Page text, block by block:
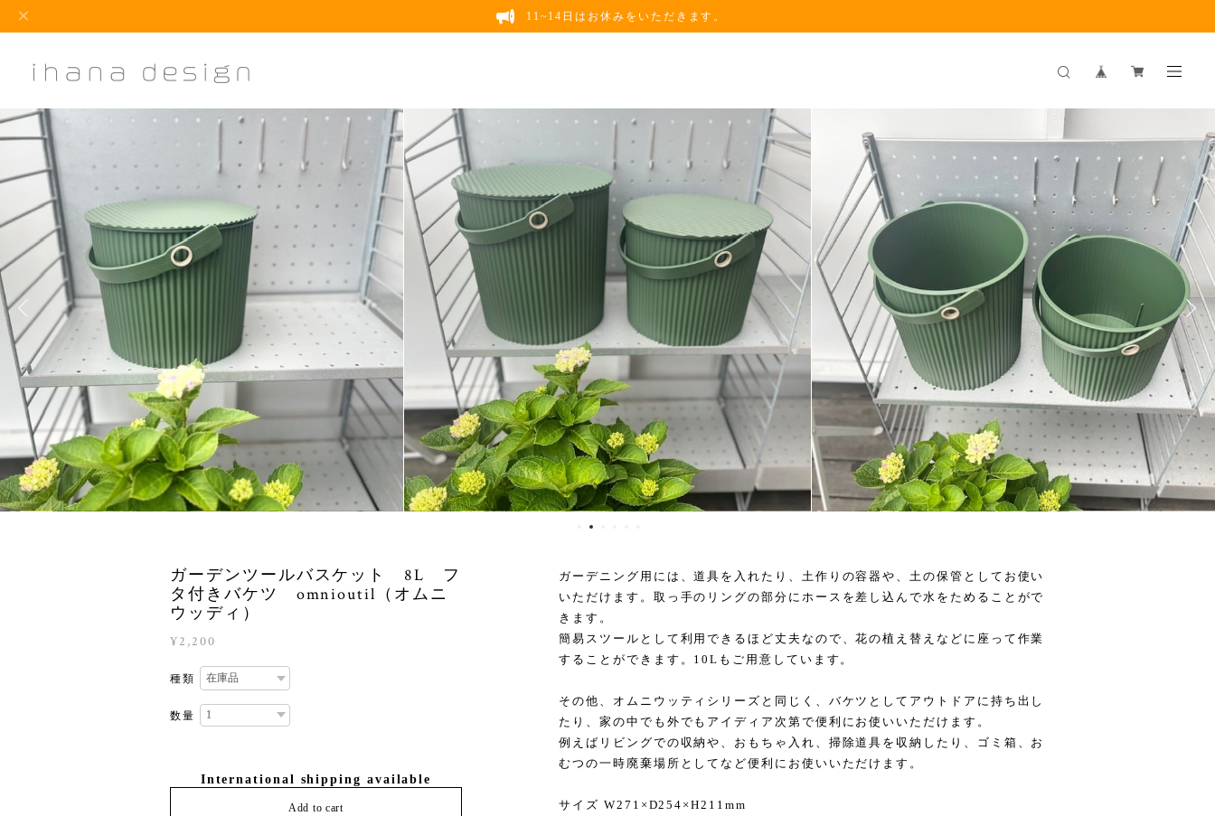
11~14日はお休みをいただきます。
ガーデンツールバスケット 8L フ
タ付きバケツ omnioutil（オムニ
ウッディ）
¥2,200
種類
数量
International shipping available
Add to cart
ガーデニング用には、道具を入れたり、土作りの容器や、土の保管としてお使い
いただけます。取っ手のリングの部分にホースを差し込んで水をためることがで
きます。
簡易スツールとして利用できるほど丈夫なので、花の植え替えなどに座って作業
することができます。10Lもご用意しています。
その他、オムニウッティシリーズと同じく、バケツとしてアウトドアに持ち出し
たり、家の中でも外でもアイディア次第で便利にお使いいただけます。
例えばリビングでの収納や、おもちゃ入れ、掃除道具を収納したり、ゴミ箱、お
むつの一時廃棄場所としてなど便利にお使いいただけます。
サイズ W271×D254×H211mm